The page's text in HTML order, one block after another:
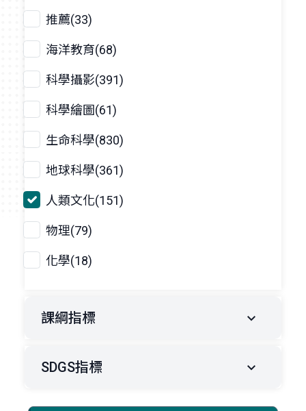
推薦(33)
海洋教育(68)
科學攝影(391)
科學繪圖(61)
生命科學(830)
地球科學(361)
人類文化(151)
物理(79)
化學(18)
課綱指標
SDGS指標